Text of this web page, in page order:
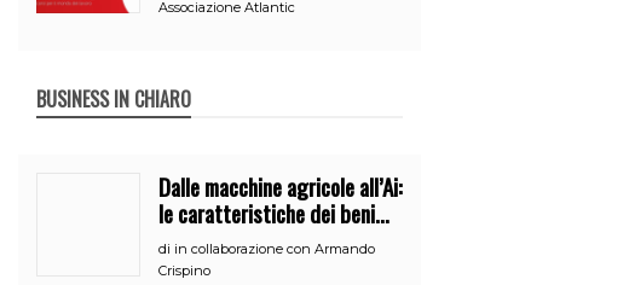
Associazione Atlantic
BUSINESS IN CHIARO
Dalle macchine agricole all’Ai:
le caratteristiche dei beni
per accedere
all’iperammortamento
di in collaborazione con Armando
Crispino